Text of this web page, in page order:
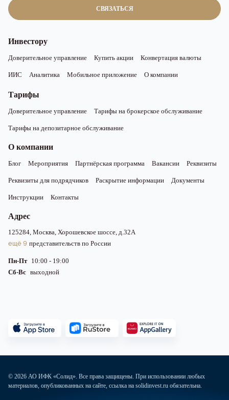
СВЯЗАТЬСЯ
Инвестору
Доверительное управление Купить акции Конвертация валюты
ИИС Аналитика Мобильное приложение О компании
Тарифы
Доверительное управление Тарифы на брокерское обслуживание
Тарифы на депозитарное обслуживание
О компании
Блог Мероприятия Партнёрская программа Вакансии Реквизиты
Реквизиты для подрядчиков Раскрытие информации Документы
Инструкции Контакты
Адрес
125284, Москва, Хорошевское шоссе, д.32А
ещё 9 представительств по России
Пн-Пт 10:00 - 19:00
Сб-Вс выходной
© 2026 АО ИФК «Солид». Все права защищены. При использовании любых
материалов, опубликованных на сайте, ссылка на solidinvest.ru обязательна.